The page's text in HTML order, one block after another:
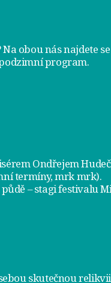
obou nás najdete se
program.
Ondřejem
termíny, mrk mrk).
– stagi festivalu
skutečnou